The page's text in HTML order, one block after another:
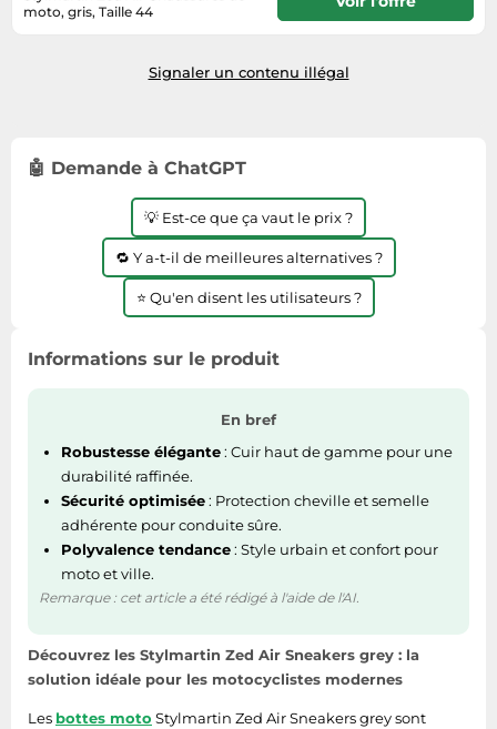
Techniques de mesure
Tronçonneuses
Tuyaux d'arrosage
Éclairage
Informatique
Médias
Objectifs photo
Ordinateurs portables
Plaques de cuisson
Reflex numériques
Smartphones
Sèche-linge
Tablettes tactiles
Tondeuses cheveux & barbe
Téléphonie
Télévision & vidéo
Électroménager
Vélos
Vêtements de sport
moto, gris, Taille 44
Signaler un contenu illégal
🤖 Demande à ChatGPT
💡 Est-ce que ça vaut le prix ?
🔁 Y a-t-il de meilleures alternatives ?
⭐ Qu'en disent les utilisateurs ?
Informations sur le produit
En bref
Robustesse élégante: Cuir haut de gamme pour une
durabilité raffinée.
Sécurité optimisée: Protection cheville et semelle
adhérente pour conduite sûre.
Polyvalence tendance: Style urbain et confort pour
moto et ville.
Remarque : cet article a été rédigé à l'aide de l'AI.
Découvrez les Stylmartin Zed Air Sneakers grey : la
solution idéale pour les motocyclistes modernes
Les bottes moto Stylmartin Zed Air Sneakers grey sont